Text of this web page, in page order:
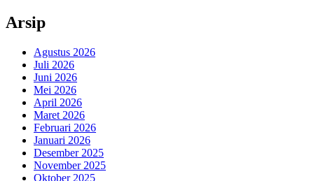
Arsip
Agustus 2026
Juli 2026
Juni 2026
Mei 2026
April 2026
Maret 2026
Februari 2026
Januari 2026
Desember 2025
November 2025
Oktober 2025